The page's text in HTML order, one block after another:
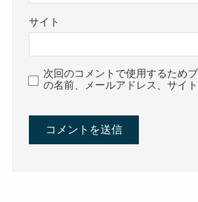
サイト
次回のコメントで使用するため
の名前、メールアドレス、サイト